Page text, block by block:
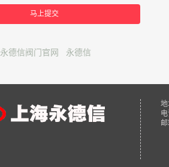
马上提交
永德信阀门官网 永德信